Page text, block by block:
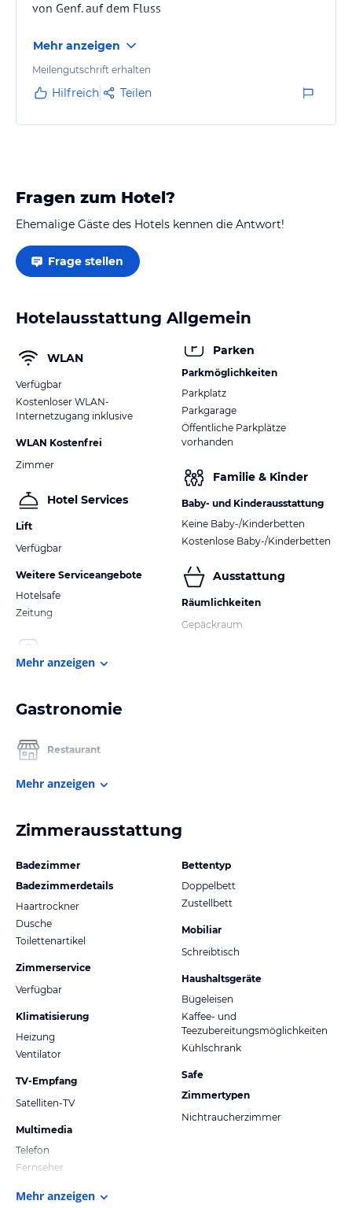
von Genf. auf dem Fluss
Mehr anzeigen
Meilengutschrift erhalten
Hilfreich Teilen
Fragen zum Hotel?
Ehemalige Gäste des Hotels kennen die Antwort!
Frage stellen
Hotelausstattung Allgemein
WLAN
Verfügbar
Kostenloser WLAN-
Internetzugang inklusive
WLAN Kostenfrei
Zimmer
Hotel Services
Lift
Verfügbar
Weitere Serviceangebote
Hotelsafe
Zeitung
Parken
Parkmöglichkeiten
Parkplatz
Parkgarage
Öffentliche Parkplätze
vorhanden
Familie & Kinder
Baby- und Kinderausstattung
Keine Baby-/Kinderbetten
Kostenlose Baby-/Kinderbetten
Ausstattung
Räumlichkeiten
Gepäckraum
Mehr anzeigen
Gastronomie
Restaurant
Mehr anzeigen
Zimmerausstattung
Badezimmer
Badezimmerdetails
Haartrockner
Dusche
Toilettenartikel
Zimmerservice
Verfügbar
Klimatisierung
Heizung
Ventilator
TV-Empfang
Satelliten-TV
Multimedia
Telefon
Fernseher
Bettentyp
Doppelbett
Zustellbett
Mobiliar
Schreibtisch
Haushaltsgeräte
Bügeleisen
Kaffee- und
Teezubereitungsmöglichkeiten
Kühlschrank
Safe
Zimmertypen
Nichtraucherzimmer
Mehr anzeigen